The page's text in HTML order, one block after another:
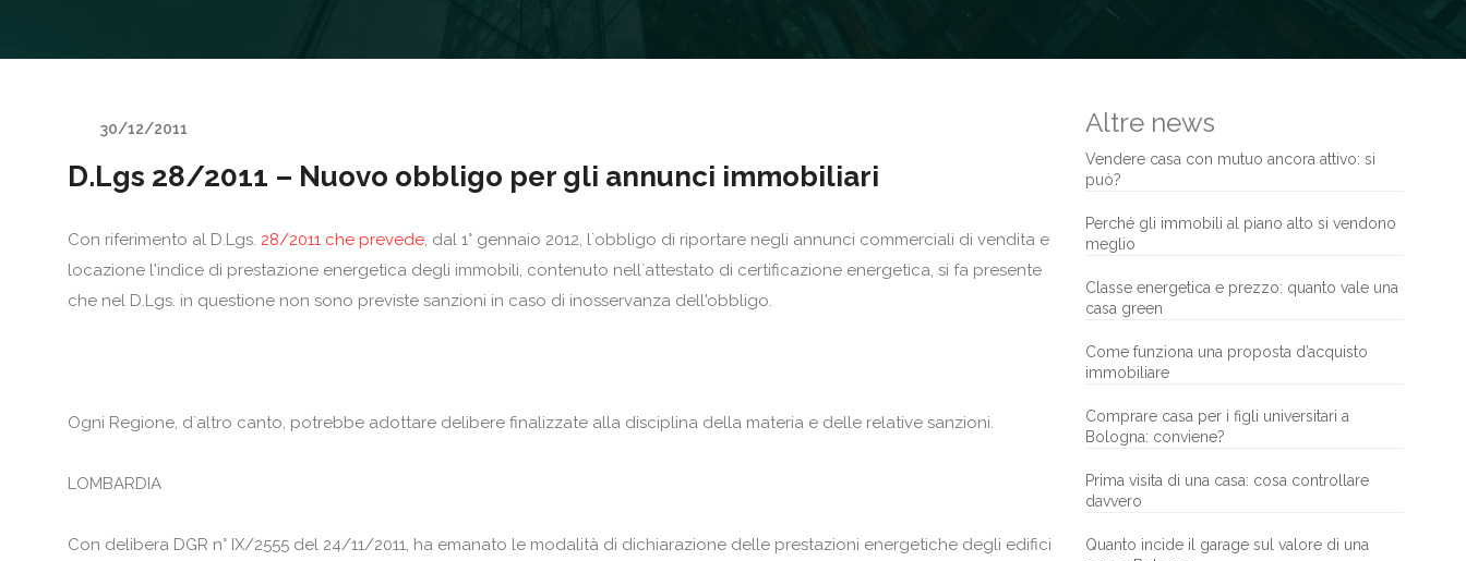
30/12/2011
D.Lgs 28/2011 – Nuovo obbligo per gli annunci immobiliari
Con riferimento al D.Lgs. 28/2011 che prevede , dal 1° gennaio 2012, l`obbligo di riportare negli annunci commerciali di vendita e
locazione l'indice di prestazione energetica degli immobili, contenuto nell`attestato di certificazione energetica, si fa presente
che nel D.Lgs. in questione non sono previste sanzioni in caso di inosservanza dell'obbligo.
Ogni Regione, d`altro canto, potrebbe adottare delibere finalizzate alla disciplina della materia e delle relative sanzioni.
LOMBARDIA
Con delibera DGR n° IX/2555 del 24/11/2011, ha emanato le modalità di dichiarazione delle prestazioni energetiche degli edifici
Altre news
Vendere casa con mutuo ancora attivo: si
può?
Perché gli immobili al piano alto si vendono
meglio
Classe energetica e prezzo: quanto vale una
casa green
Come funziona una proposta d’acquisto
immobiliare
Comprare casa per i figli universitari a
Bologna: conviene?
Prima visita di una casa: cosa controllare
davvero
Quanto incide il garage sul valore di una